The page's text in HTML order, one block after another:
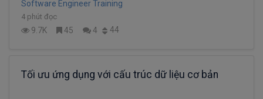
Software Engineer Training
4 phút đọc
9.7K 45 4 44
Tối ưu ứng dụng với cấu trúc dữ liệu cơ bản